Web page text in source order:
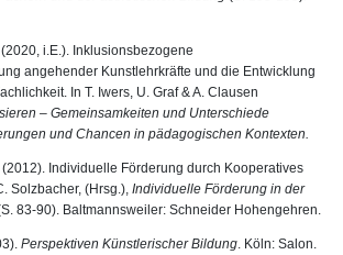
(2020, i.E.). Inklusionsbezogene
angehender Kunstlehrkräfte und die Entwicklung
In T. Iwers, U. Graf & A. Clausen
– Gemeinsamkeiten und Unterschiede
und Chancen in pädagogischen Kontexten.
(2012). Individuelle Förderung durch Kooperatives
Solzbacher, (Hrsg.), Individuelle Förderung in der
83-90). Baltmannsweiler: Schneider Hohengehren.
Perspektiven Künstlerischer Bildung. Köln: Salon.